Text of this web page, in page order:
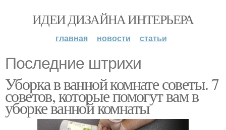
ИДЕИ ДИЗАЙНА ИНТЕРЬЕРА
главная новости статьи
Последние штрихи
Уборка в ванной комнате советы. 7
советов, которые помогут вам в
уборке ванной комнаты